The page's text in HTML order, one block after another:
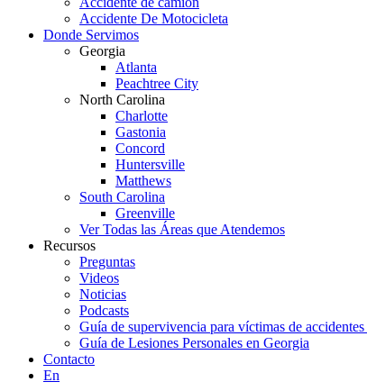
Accidente De Motocicleta
Donde Servimos
Georgia
Atlanta
Peachtree City
North Carolina
Charlotte
Gastonia
Concord
Huntersville
Matthews
South Carolina
Greenville
Ver Todas las Áreas que Atendemos
Recursos
Preguntas
Videos
Noticias
Podcasts
Guía de supervivencia para víctimas de
Guía de Lesiones Personales en Georgia
Contacto
En